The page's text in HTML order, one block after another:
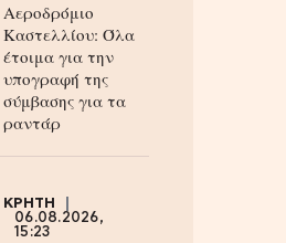
Αεροδρόμιο
Καστελλίου: Όλα
έτοιμα για την
υπογραφή της
σύμβασης για τα
ραντάρ
ΚΡΗΤΗ
06.08.2026,
15:23